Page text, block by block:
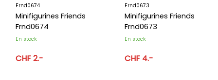
Frnd0674
Minifigurines Friends
Frnd0674
En stock
CHF 2.-
Frnd0673
Minifigurines Friends
Frnd0673
En stock
CHF 4.-